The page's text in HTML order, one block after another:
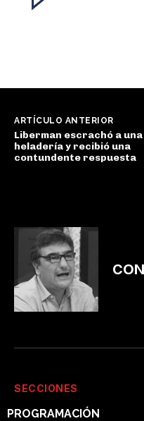
ARTÍCULO ANTERIOR
Liberman escrachó a una
heladería y recibió una
contundente respuesta
SECCIONES
PROGRAMACIÓN